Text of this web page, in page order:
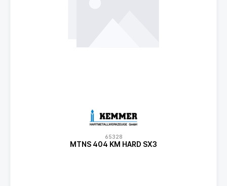
65328
MTNS 404 KM HARD SX3